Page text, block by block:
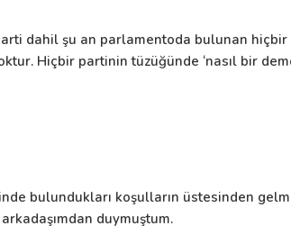
dahil şu an parlamentoda bulunan hiçbir
Hiçbir partinin tüzüğünde ‘nasıl bir
bulundukları koşulların üstesinden
duymuştum.